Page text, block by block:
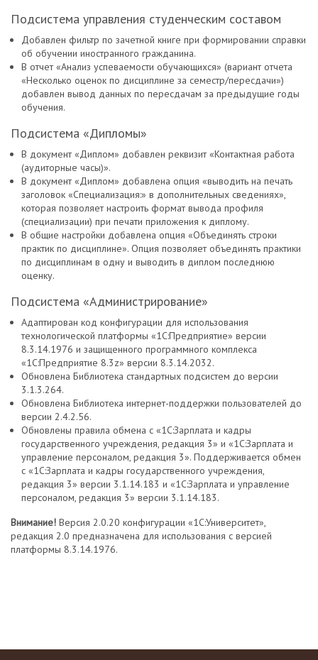
Подсистема управления студенческим составом
Добавлен фильтр по зачетной книге при формировании справки
об обучении иностранного гражданина.
В отчет «Анализ успеваемости обучающихся» (вариант отчета
«Несколько оценок по дисциплине за семестр/пересдачи»)
добавлен вывод данных по пересдачам за предыдущие годы
обучения.
Подсистема «Дипломы»
В документ «Диплом» добавлен реквизит «Контактная работа
(аудиторные часы)».
В документ «Диплом» добавлена опция «выводить на печать
заголовок «Специализация:» в дополнительных сведениях»,
которая позволяет настроить формат вывода профиля
(специализации) при печати приложения к диплому.
В общие настройки добавлена опция «Объединять строки
практик по дисциплине». Опция позволяет объединять практики
по дисциплинам в одну и выводить в диплом последнюю
оценку.
Подсистема «Администрирование»
Адаптирован код конфигурации для использования
технологической платформы «1С:Предприятие» версии
8.3.14.1976 и защищенного программного комплекса
«1С:Предприятие 8.3z» версии 8.3.14.2032.
Обновлена Библиотека стандартных подсистем до версии
3.1.3.264.
Обновлена Библиотека интернет-поддержки пользователей до
версии 2.4.2.56.
Обновлены правила обмена с «1С:Зарплата и кадры
государственного учреждения, редакция 3» и «1С:Зарплата и
управление персоналом, редакция 3». Поддерживается обмен
с «1С:Зарплата и кадры государственного учреждения,
редакция 3» версии 3.1.14.183 и «1С:Зарплата и управление
персоналом, редакция 3» версии 3.1.14.183.
Внимание! Версия 2.0.20 конфигурации «1С:Университет»,
редакция 2.0 предназначена для использования с версией
платформы 8.3.14.1976.